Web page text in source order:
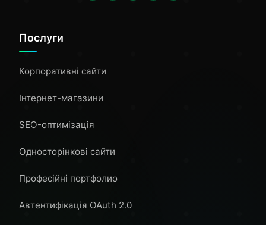
Послуги
Корпоративні сайти
Інтернет-магазини
SEO-оптимізація
Односторінкові сайти
Професійні портфолио
Автентифікація OAuth 2.0